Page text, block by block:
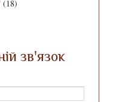
(18)
зв'язок